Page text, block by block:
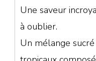
Une saveur
à oublier.
Un mélange